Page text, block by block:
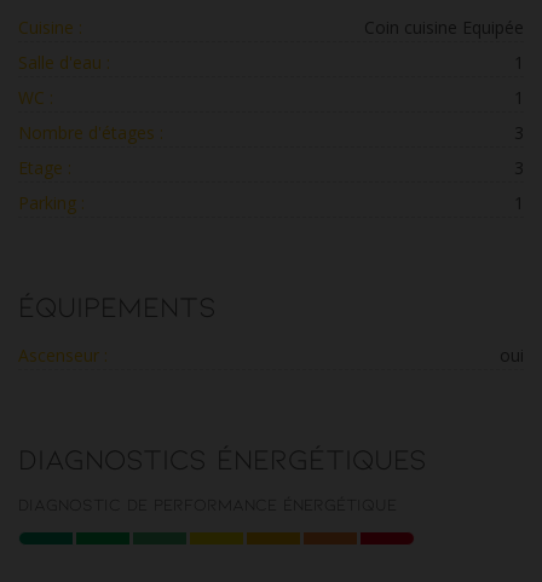
Cuisine :
Coin cuisine Equipée
Salle d'eau :
1
WC :
1
Nombre d'étages :
3
Etage :
3
Parking :
1
Équipements
Ascenseur : oui
Diagnostics énergétiques